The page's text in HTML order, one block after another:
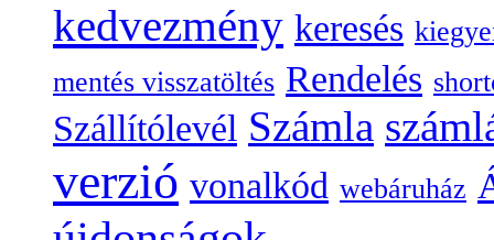
kedvezmény keresés
mentés visszatöltés Rendelés
Szállítólevél Számla
verzió vonalkód webáruház